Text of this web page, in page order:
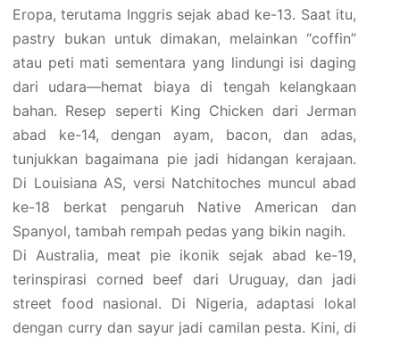
Eropa, terutama Inggris sejak abad ke-13. Saat itu,
pastry bukan untuk dimakan, melainkan “coffin”
atau peti mati sementara yang lindungi isi daging
dari udara—hemat biaya di tengah kelangkaan
bahan. Resep seperti King Chicken dari Jerman
abad ke-14, dengan ayam, bacon, dan adas,
tunjukkan bagaimana pie jadi hidangan kerajaan.
Di Louisiana AS, versi Natchitoches muncul abad
ke-18 berkat pengaruh Native American dan
Spanyol, tambah rempah pedas yang bikin nagih.
Di Australia, meat pie ikonik sejak abad ke-19,
terinspirasi corned beef dari Uruguay, dan jadi
street food nasional. Di Nigeria, adaptasi lokal
dengan curry dan sayur jadi camilan pesta. Kini, di